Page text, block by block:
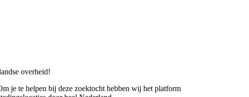
overheid!
je te helpen bij deze zoektocht hebben wij het platform